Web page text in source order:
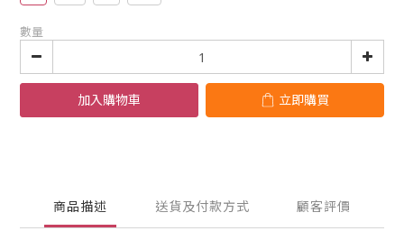
數量
加入購物車 立即購買
商品描述 送貨及付款方式 顧客評價